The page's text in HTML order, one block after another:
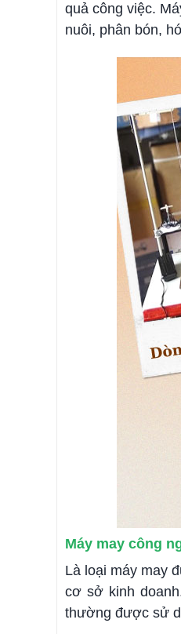
quả công việc.
nuôi, phân bón,
Máy may công
Là loại máy may
cơ sở kinh
thường được sử